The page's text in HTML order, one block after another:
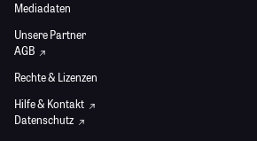
Mediadaten
Unsere Partner
AGB
Rechte & Lizenzen
Hilfe & Kontakt
Datenschutz